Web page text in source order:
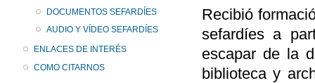
DOCUMENTOS SEFARDÍES
AUDIO Y VÍDEO SEFARDÍES
ENLACES DE INTERÉS
COMO CITARNOS
Recibió
sefardíes a
escapar de la
biblioteca y